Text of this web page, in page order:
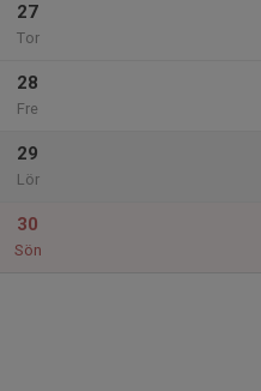
27
Tor
28
Fre
29
Lör
30
Sön